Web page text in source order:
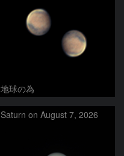
地球の為
Saturn on August 7, 2026